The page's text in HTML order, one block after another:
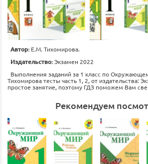
Автор: Е.М. Тихомирова.
Издательство:Экзамен 2022
Выполнения заданий за 1 класс по
Тихомирова тесты часть 1, 2, от издательства:
простое занятие, поэтому ГДЗ поможем Вам
Рекомендуем